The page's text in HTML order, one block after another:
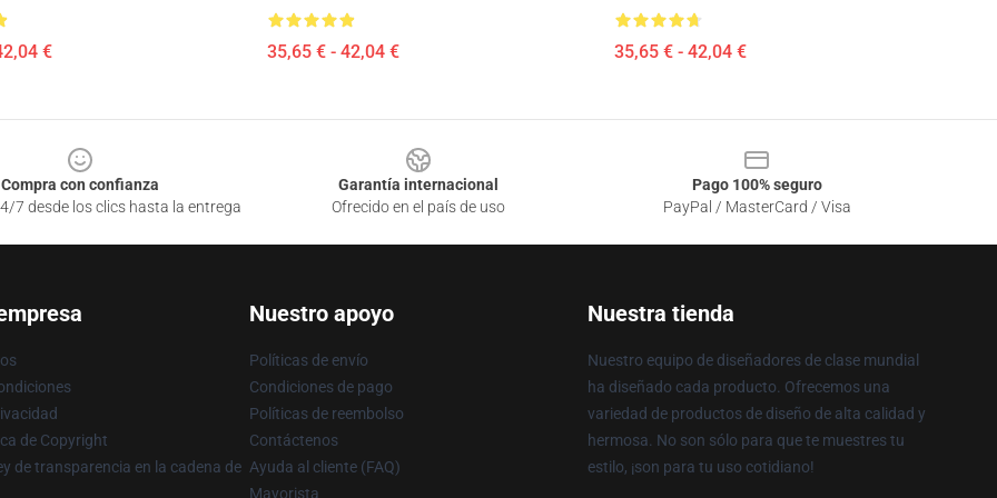
€ 35,65 € - 42,04 € 35,65 € - 42,04 €
Compra con confianza
7 desde los clics hasta la entrega
Garantía internacional
Ofrecido en el país de uso
Pago 100% seguro
PayPal / MasterCard / Visa
de Copyright
de transparencia en la cadena de
Nuestro apoyo
Políticas de envío
Condiciones de pago
Políticas de reembolso
Contáctenos
Ayuda al cliente (FAQ)
Mayorista
Nuestra tienda
Nuestro equipo de diseñadores de clase mundial
ha diseñado cada producto. Ofrecemos una
variedad de productos de diseño de alta calidad y
hermosa. No son sólo para que te muestres tu
estilo, ¡son para tu uso cotidiano!